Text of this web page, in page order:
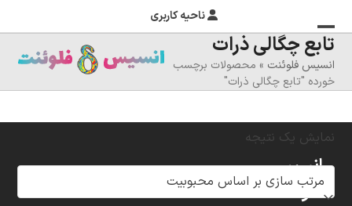
ناحیه کاربری
منوی
موبایل
را
تغییر
دهید
بستن
منوی
موبایل
تابع چگالی ذرات
انسیس فلوئنت » محصولات برچسب
خورده "تابع چگالی ذرات"
نمایش یک نتیجه
انسیس
فلوئنت